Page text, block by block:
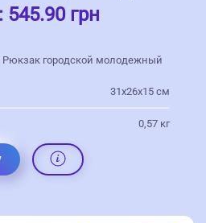
545.90 грн
Рюкзак городской молодежный
31х26х15 см
0,57 кг